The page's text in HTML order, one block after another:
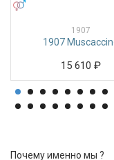
1907
1907
15 610 ₽
Почему именно мы ?